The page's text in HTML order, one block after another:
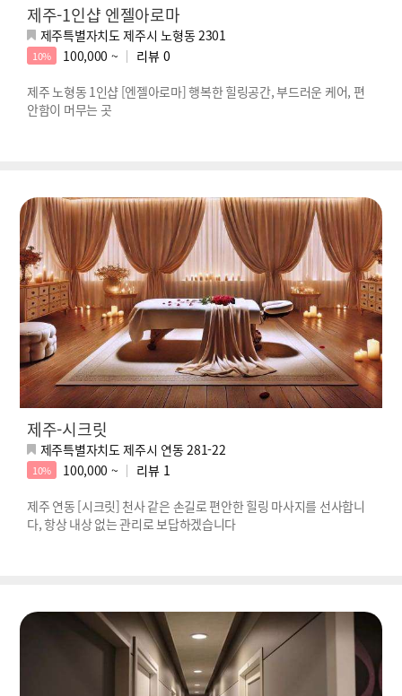
제주-1인샵 엔젤아로마
제주특별자치도 제주시 노형동 2301
10% 100,000 ~ 리뷰 0
제주 노형동 1인샵 [엔젤아로마] 행복한 힐링공간, 부드러운 케어, 편
안함이 머무는 곳
제주-시크릿
제주특별자치도 제주시 연동 281-22
10% 100,000 ~ 리뷰 1
제주 연동 [시크릿] 천사 같은 손길로 편안한 힐링 마사지를 선사합니
다, 항상 내상 없는 관리로 보답하겠습니다